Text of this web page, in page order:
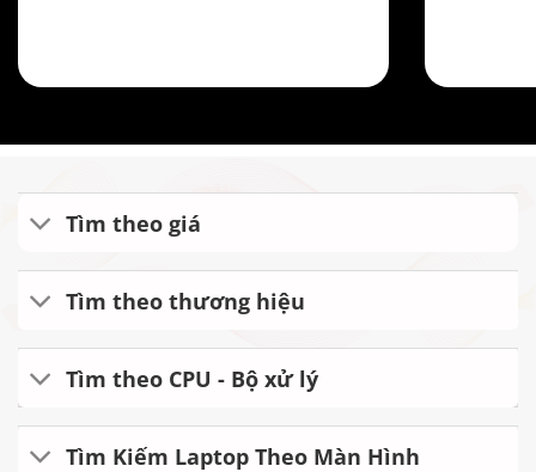
Tìm theo giá
Tìm theo thương hiệu
Tìm theo CPU - Bộ xử lý
Tìm Kiếm Laptop Theo Màn Hình